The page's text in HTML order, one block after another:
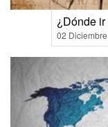
¿Dónde
02 Diciembre